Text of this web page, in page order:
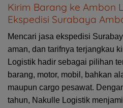
Kirim Barang ke Ambon
Ekspedisi Surabaya
Mencari jasa ekspedisi
aman, dan tarifnya terjangkau
Logistik hadir sebagai pilihan
barang, motor, mobil, bahkan
maupun cargo pesawat.
tahun, Nakulle Logistik